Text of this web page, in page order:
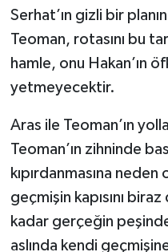
Serhat’ın gizli bir
Teoman, rotasını bu
hamle, onu Hakan’ın
yetmeyecektir.
Aras ile Teoman’ın
Teoman’ın zihninde
kıpırdanmasına
geçmişin kapısını
kadar gerçeğin
aslında kendi